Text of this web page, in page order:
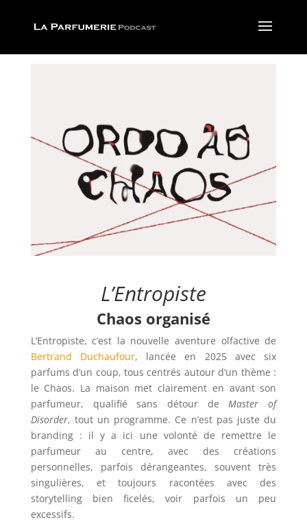
L’Entropiste
Chaos organisé
L’Entropiste, c’est la nouvelle aventure olfactive de
Bertrand Duchaufour, lancée en 2025 avec six
parfums d’un coup, tous centrés autour d’un thème :
le Chaos. La maison met clairement en avant son
parfumeur, qualifié sans détour deMaster of
Disorder, tout un programme. Ce n’est pas juste du
branding : il y a ici une volonté de remettre le
parfumeur au centre, avec des créations
personnelles, parfois dérangeantes, souvent très
singulières, et toujours racontées avec des
storytelling bien ficelés, voir parfois un peu
excessifs.